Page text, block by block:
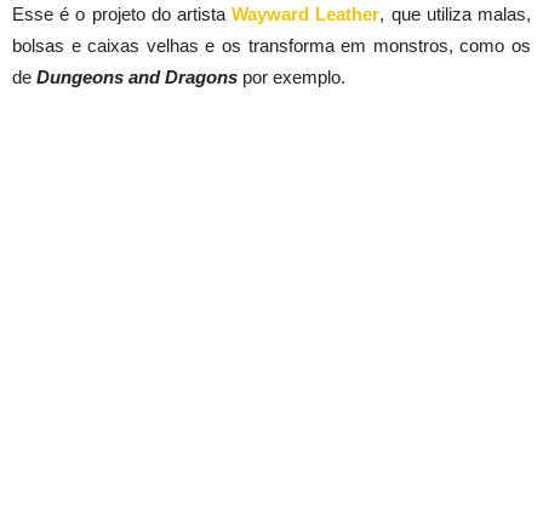
Esse é o projeto do artistaWayward Leather, que utiliza malas,
bolsas e caixas velhas e os transforma em monstros, como os
de Dungeons and Dragons por exemplo.